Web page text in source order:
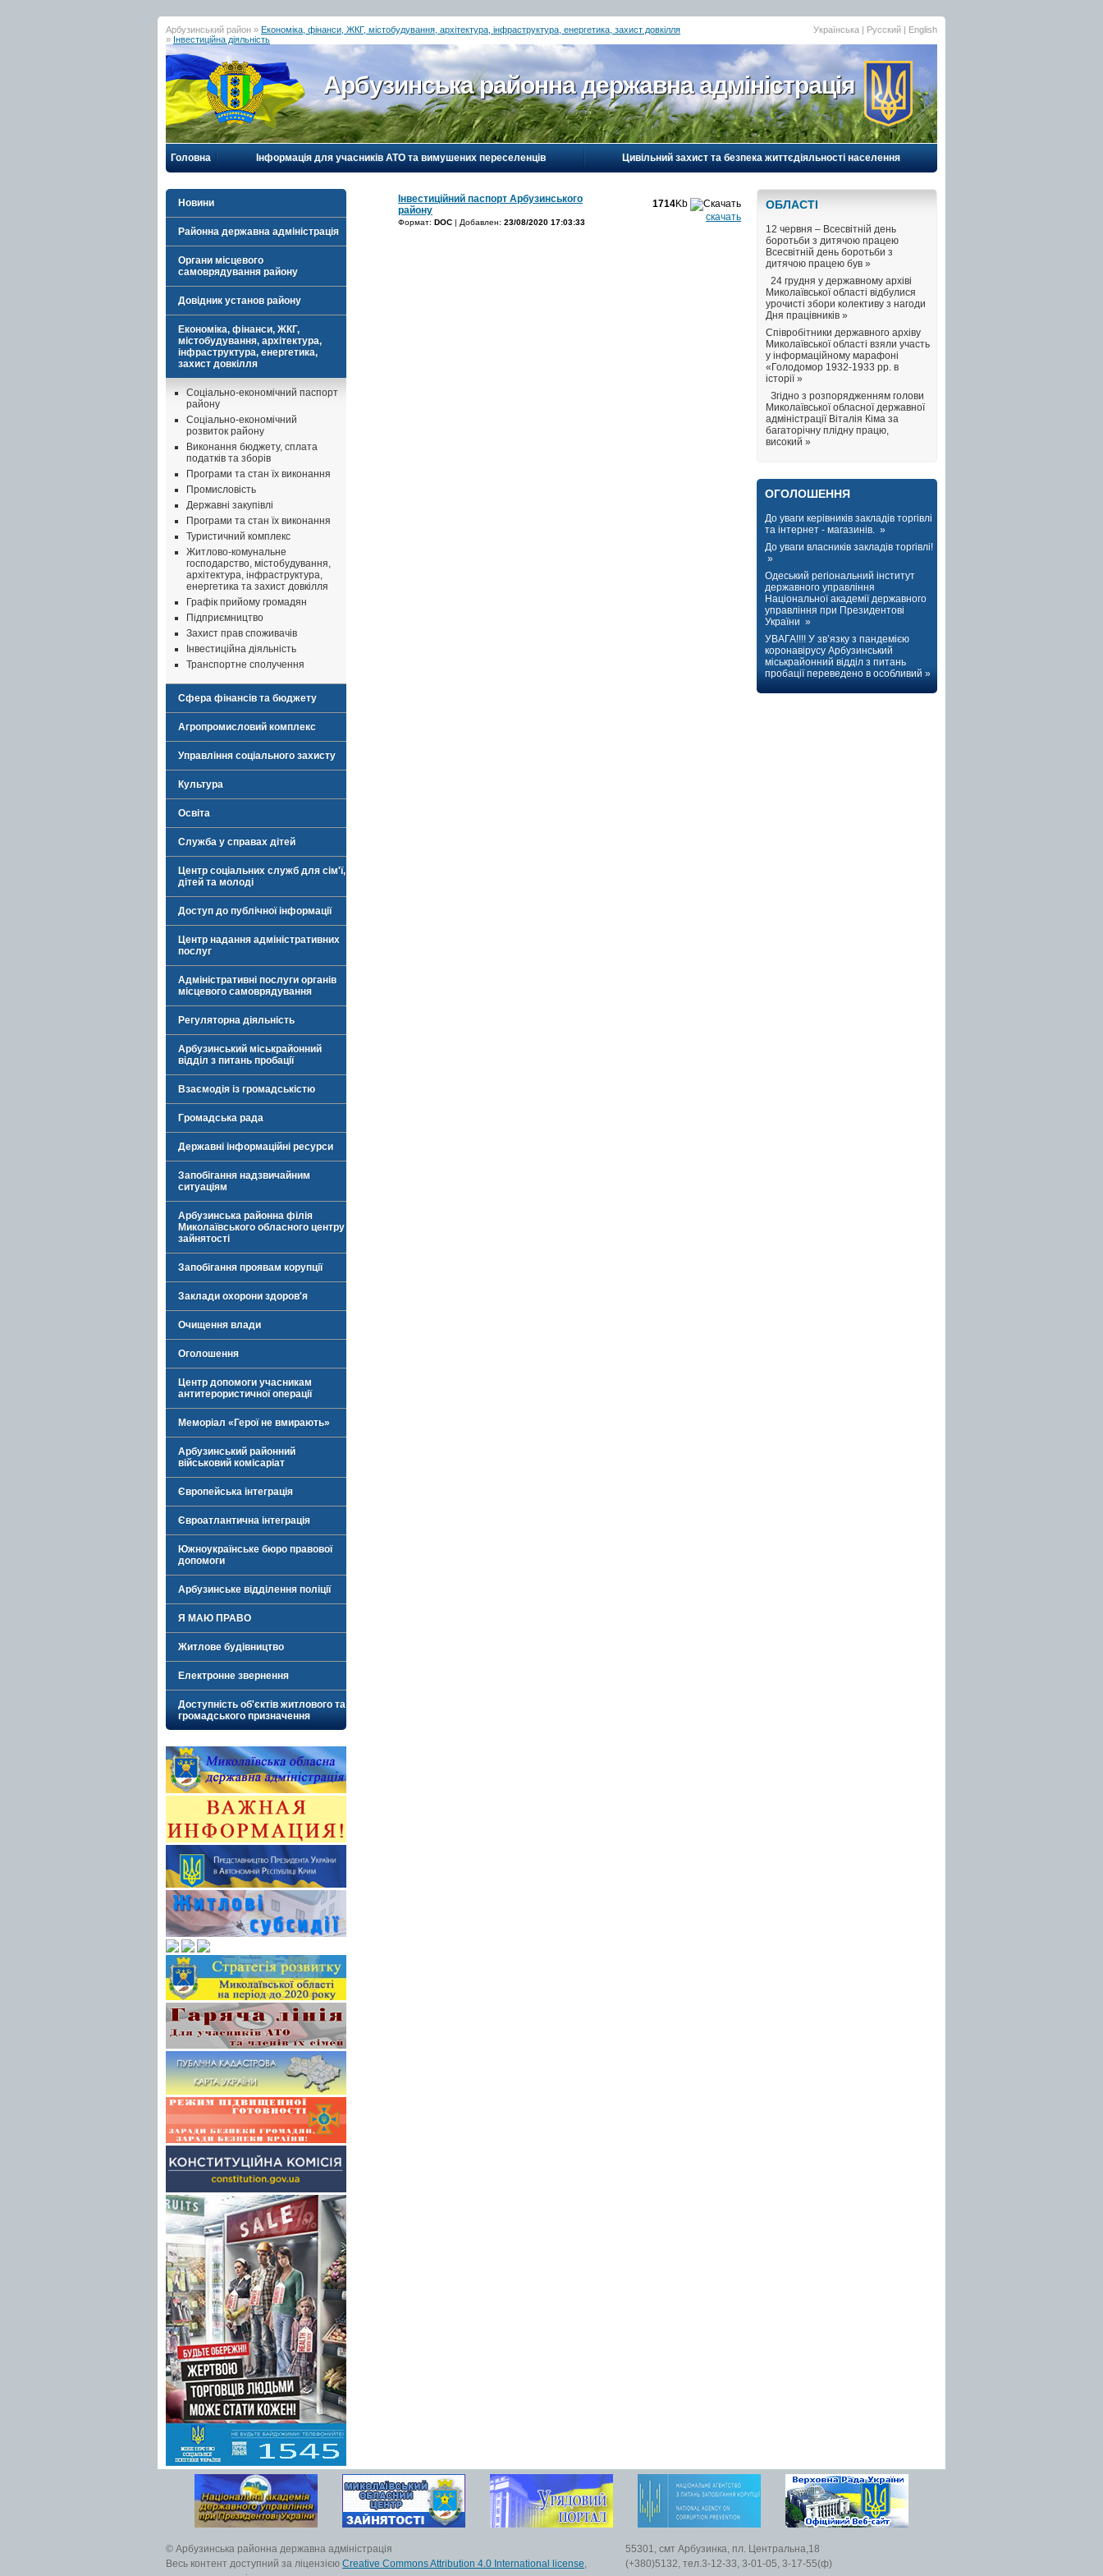
Арбузинський район » Економіка, фінанси, ЖКГ, містобудування, архітектура, інфраструктура, енергетика, захист довкілля
» Інвестиційна діяльність
Українська | Русский | English
Арбузинська районна державна адміністрація
Головна Інформація для учасників АТО та вимушених переселенців Цивільний захист та безпека життєдіяльності населення
Новини
Районна державна адміністрація
Органи місцевого
самоврядування району
Довідник установ району
Економіка, фінанси, ЖКГ,
містобудування, архітектура,
інфраструктура, енергетика,
захист довкілля
Соціально-економічний паспорт
району
Соціально-економічний
розвиток району
Виконання бюджету, сплата
податків та зборів
Програми та стан їх виконання
Промисловість
Державні закупівлі
Програми та стан їх виконання
Туристичний комплекс
Житлово-комунальне
господарство, містобудування,
архітектура, інфраструктура,
енергетика та захист довкілля
Графік прийому громадян
Підприємництво
Захист прав споживачів
Інвестиційна діяльність
Транспортне сполучення
Сфера фінансів та бюджету
Агропромисловий комплекс
Управління соціального захисту
Культура
Освіта
Служба у справах дітей
Центр соціальних служб для сім'ї,
дітей та молоді
Доступ до публічної інформації
Центр надання адміністративних
послуг
Адміністративні послуги органів
місцевого самоврядування
Регуляторна діяльність
Арбузинський міськрайонний
відділ з питань пробації
Взаємодія із громадськістю
Громадська рада
Державні інформаційні ресурси
Запобігання надзвичайним
ситуаціям
Арбузинська районна філія
Миколаївського обласного центру
зайнятості
Запобігання проявам корупції
Заклади охорони здоров'я
Очищення влади
Оголошення
Центр допомоги учасникам
антитерористичної операції
Меморіал «Герої не вмирають»
Арбузинський районний
військовий комісаріат
Європейська інтеграція
Євроатлантична інтеграція
Южноукраїнське бюро правової
допомоги
Арбузинське відділення поліції
Я МАЮ ПРАВО
Житлове будівництво
Електронне звернення
Доступність об'єктів житлового та
громадського призначення
Інвестиційний паспорт Арбузинського
району
Формат: DOC | Добавлен: 23/08/2020 17:03:33
1714Kb
скачать
ОБЛАСТI
12 червня – Всесвітній день
боротьби з дитячою працею
Всесвітній день боротьби з
дитячою працею був »
24 грудня у державному архіві
Миколаївської області відбулися
урочисті збори колективу з нагоди
Дня працівників »
Співробітники державного архіву
Миколаївської області взяли участь
у інформаційному марафоні
«Голодомор 1932-1933 рр. в
історії »
Згідно з розпорядженням голови
Миколаївської обласної державної
адміністрації Віталія Кіма за
багаторічну плідну працю,
високий »
ОГОЛОШЕННЯ
До уваги керівників закладів торгівлі
та інтернет - магазинів. »
До уваги власників закладів торгівлі!
»
Одеський регіональний інститут
державного управління
Національної академії державного
управління при Президентові
України »
УВАГА!!!! У зв’язку з пандемією
коронавірусу Арбузинський
міськрайонний відділ з питань
пробації переведено в особливий »
© Арбузинська районна державна адміністрація
Весь контент доступний за ліцензією Creative Commons Attribution 4.0 International license,
55301, смт Арбузинка, пл. Центральна,18
(+380)5132, тел.3-12-33, 3-01-05, 3-17-55(ф)